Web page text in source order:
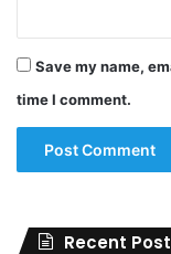
Save my name,
time I comment.
Recent